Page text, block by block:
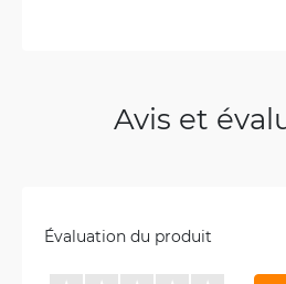
Avis et
Évaluation du produit